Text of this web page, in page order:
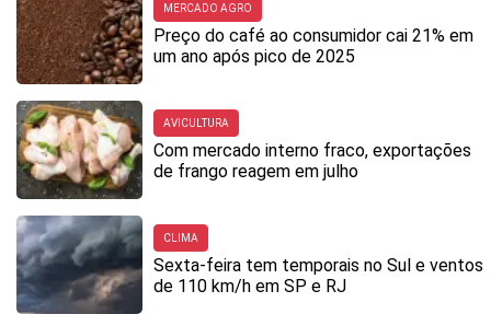
MERCADO AGRO
Preço do café ao consumidor cai 21% em
um ano após pico de 2025
AVICULTURA
Com mercado interno fraco, exportações
de frango reagem em julho
CLIMA
Sexta-feira tem temporais no Sul e ventos
de 110 km/h em SP e RJ